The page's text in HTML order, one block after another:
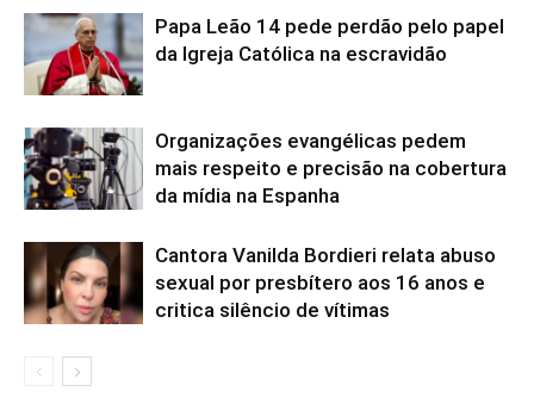
Papa Leão 14 pede perdão pelo papel
da Igreja Católica na escravidão
Organizações evangélicas pedem
mais respeito e precisão na cobertura
da mídia na Espanha
Cantora Vanilda Bordieri relata abuso
sexual por presbítero aos 16 anos e
critica silêncio de vítimas